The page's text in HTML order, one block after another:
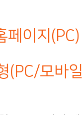
페이지
(PC/모바